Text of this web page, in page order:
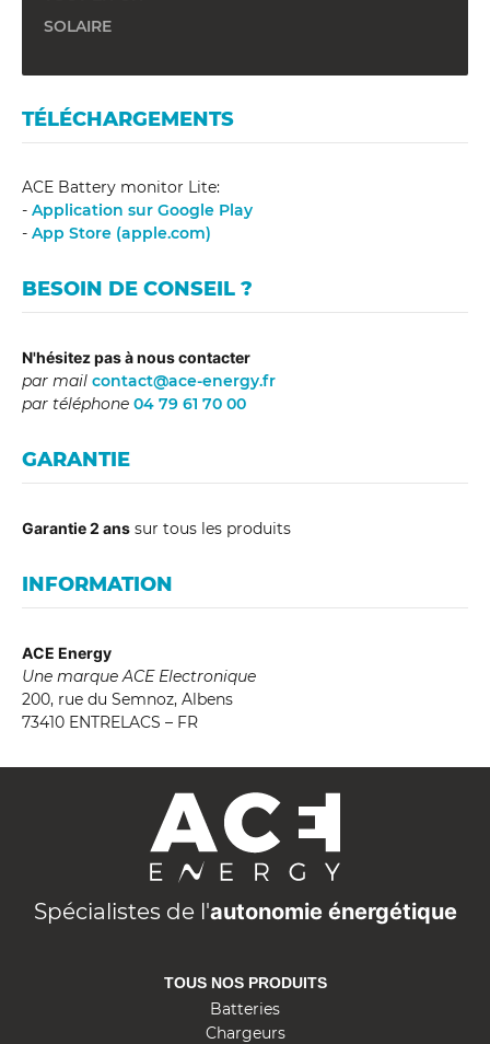
SOLAIRE
TÉLÉCHARGEMENTS
ACE Battery monitor Lite:
- Application sur Google Play
- App Store (apple.com)
BESOIN DE CONSEIL ?
N'hésitez pas à nous contacter
par mail contact@ace-energy.fr
par téléphone 04 79 61 70 00
GARANTIE
Garantie 2 ans sur tous les produits
INFORMATION
ACE Energy
Une marque ACE Electronique
200, rue du Semnoz, Albens
73410 ENTRELACS – FR
E
E
n
Spécialistes de l'autonomie énergétique
TOUS NOS PRODUITS
Batteries
Chargeurs